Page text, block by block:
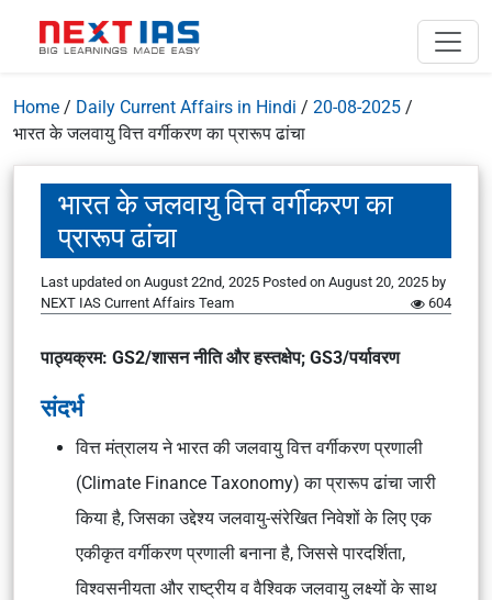
Home / Daily Current Affairs in Hindi / 20-08-2025 /
भारत के जलवायु वित्त वर्गीकरण का प्रारूप ढांचा
भारत के जलवायु वित्त वर्गीकरण का
प्रारूप ढांचा
Last updated on August 22nd, 2025 Posted on August 20, 2025 by
NEXT IAS Current Affairs Team
604
पाठ्यक्रम: GS2/शासन नीति और हस्तक्षेप; GS3/पर्यावरण
संदर्भ
वित्त मंत्रालय ने भारत की जलवायु वित्त वर्गीकरण प्रणाली
(Climate Finance Taxonomy) का प्रारूप ढांचा जारी
किया है, जिसका उद्देश्य जलवायु-संरेखित निवेशों के लिए एक
एकीकृत वर्गीकरण प्रणाली बनाना है, जिससे पारदर्शिता,
विश्वसनीयता और राष्ट्रीय व वैश्विक जलवायु लक्ष्यों के साथ